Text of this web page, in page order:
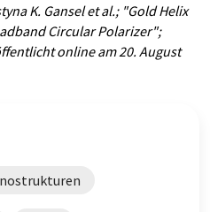
K. Gansel et al.; "Gold Helix
Circular Polarizer";
online am 20. August